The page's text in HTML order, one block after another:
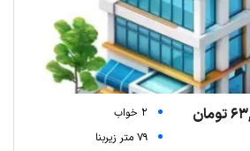
2 خواب
79 متر زیربنا